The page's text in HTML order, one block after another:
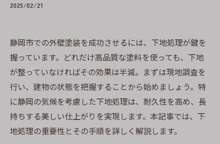
2025/02/21
静岡市での外壁塗装を成功させるには、下地処理が鍵を
握っています。どれだけ高品質な塗料を使っても、下地
が整っていなければその効果は半減。まずは現地調査を
行い、建物の状態を把握することから始めましょう。特
に静岡の気候を考慮した下地処理は、耐久性を高め、長
持ちする美しい仕上がりを実現します。本記事では、下
地処理の重要性とその手順を詳しく解説します。